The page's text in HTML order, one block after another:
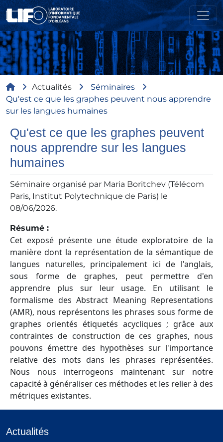
Aller au contenu principal
Fil d'Ariane
Actualités
Séminaires
Qu'est ce que les graphes peuvent nous apprendre
sur les langues humaines
Qu'est ce que les graphes peuvent
nous apprendre sur les langues
humaines
Séminaire organisé par Maria Boritchev (Télécom
Paris, Institut Polytechnique de Paris) le
08/06/2026.
Résumé :
Cet exposé présente une étude exploratoire de la
manière dont la représentation de la sémantique de
langues naturelles, principalement ici de l'anglais,
sous forme de graphes, peut permettre d'en
apprendre plus sur leur usage. En utilisant le
formalisme des Abstract Meaning Representations
(AMR), nous représentons les phrases sous forme de
graphes orientés étiquetés acycliques ; grâce aux
contraintes de construction de ces graphes, nous
pouvons émettre des hypothèses sur l'importance
relative des mots dans les phrases représentées.
Nous nous interrogeons maintenant sur notre
capacité à généraliser ces méthodes et les relier à des
métriques existantes.
Actualités